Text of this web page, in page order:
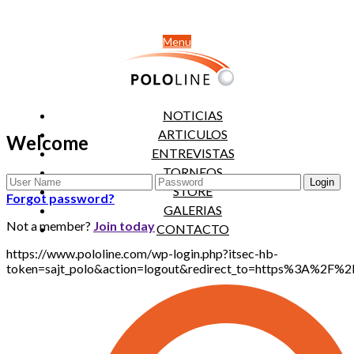
Menu
NOTICIAS
ARTICULOS
ENTREVISTAS
TORNEOS
STORE
GALERIAS
CONTACTO
Welcome
Forgot password?
Not a member? Join today
https://www.pololine.com/wp-login.php?itsec-hb-